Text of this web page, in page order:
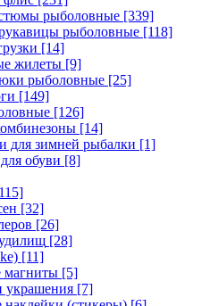
рыболовные [339]
рыболовные [118]
[14]
жилеты [9]
рыболовные [25]
[149]
[126]
[14]
для зимней рыбалки [1]
обуви [8]
[32]
[26]
[28]
[11]
магниты [5]
украшения [7]